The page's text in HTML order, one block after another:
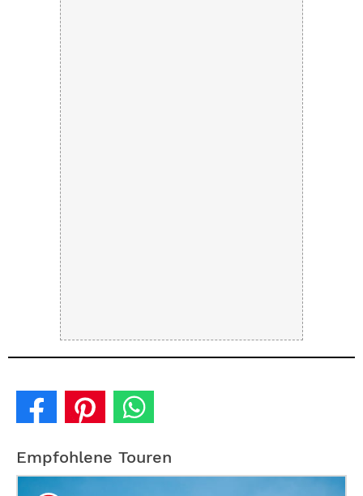
Empfohlene Touren